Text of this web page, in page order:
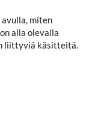
miten
alla olevalla
liittyviä käsitteitä.